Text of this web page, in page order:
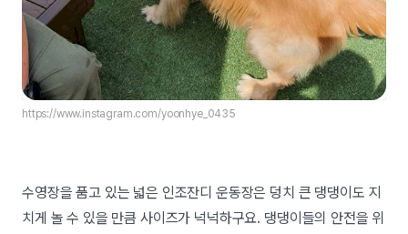
https://www.instagram.com/yoonhye_0435
수영장을 품고 있는 넓은 인조잔디 운동장은 덩치 큰 댕댕이도 지
치게 놀 수 있을 만큼 사이즈가 넉넉하구요. 댕댕이들의 안전을 위